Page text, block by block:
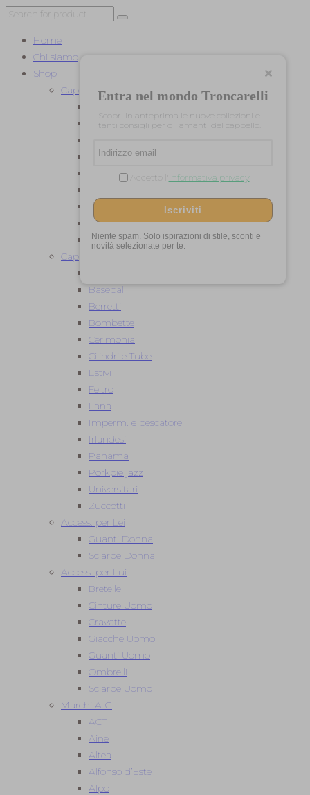
Entra nel mondo Troncarelli
Scopri in anteprima le nuove collezioni e
tanti consigli per gli amanti del cappello.
Accetto l' informativa privacy
Iscriviti
Niente spam. Solo ispirazioni di stile, sconti e
novità selezionate per te.
Home
Chi siamo
Shop
Cappelli per Lei
Cerimonia
Cloche
Pelliccia
Turbanti
Universitari
Cappelli per Lui
Baseball
Berretti
Bombette
Cerimonia
Cilindri e Tube
Estivi
Feltro
Lana
Imperm. e pescatore
Irlandesi
Panama
Porkpie jazz
Universitari
Zuccotti
Access. per Lei
Guanti Donna
Sciarpe Donna
Access. per Lui
Bretelle
Cinture Uomo
Cravatte
Giacche Uomo
Guanti Uomo
Ombrelli
Sciarpe Uomo
Marchi A-G
ACT
Aine
Altea
Alfonso d’Este
Alpo